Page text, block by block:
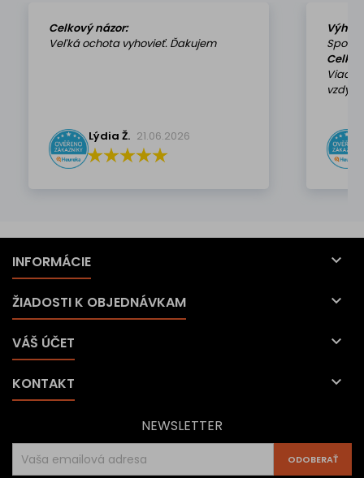
Celkový názor:
Veľká ochota vyhovieť. Ďakujem
Lýdia Ž. 21.06.2026
vzdy k
INFORMÁCIE 
ŽIADOSTI K OBJEDNÁVKAM 
VÁŠ ÚČET 
KONTAKT 
NEWSLETTER